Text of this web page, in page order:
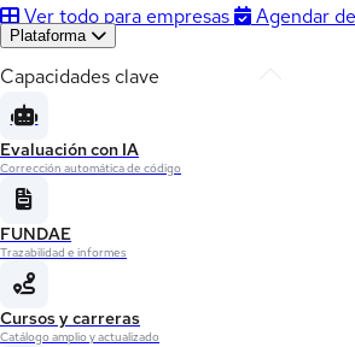
Ver todo para empresas
Agendar
Plataforma
Capacidades clave
Evaluación con IA
Corrección automática de código
FUNDAE
Trazabilidad e informes
Cursos y carreras
Catálogo amplio y actualizado